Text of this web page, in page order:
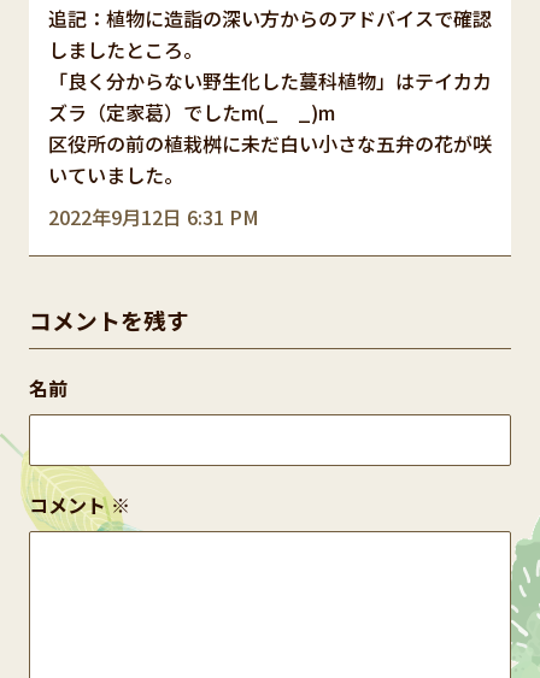
2022年9月12日 6:31 PM
追記：植物に造詣の深い方からのアドバイスで確認
しましたところ。
「良く分からない野生化した蔓科植物」はテイカカ
ズラ（定家葛）でしたm(_ _)m
区役所の前の植栽桝に未だ白い小さな五弁の花が咲
いていました。
コメントを残す
コメント※
名前